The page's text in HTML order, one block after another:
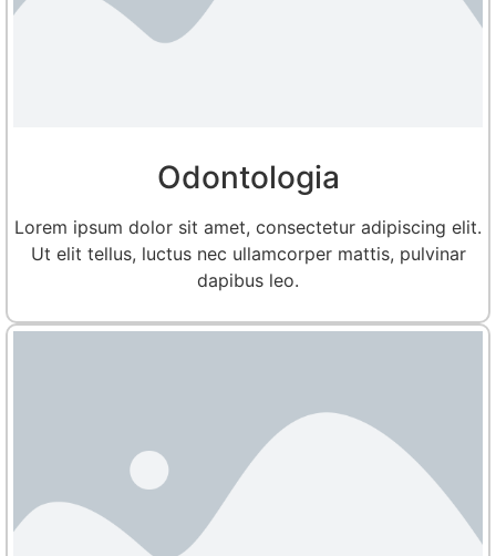
Odontologia
Lorem ipsum dolor sit amet, consectetur adipiscing elit.
Ut elit tellus, luctus nec ullamcorper mattis, pulvinar
dapibus leo.